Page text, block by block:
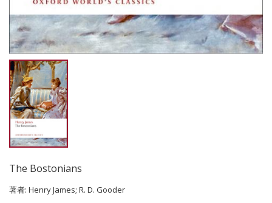
The Bostonians
著者: Henry James; R. D. Gooder